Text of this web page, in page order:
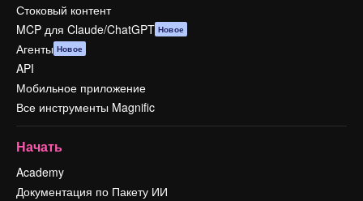
Стоковый контент
MCP для Claude/ChatGPT Новое
Агенты Новое
API
Мобильное приложение
Все инструменты Magnific
Начать
Academy
Документация по Пакету ИИ